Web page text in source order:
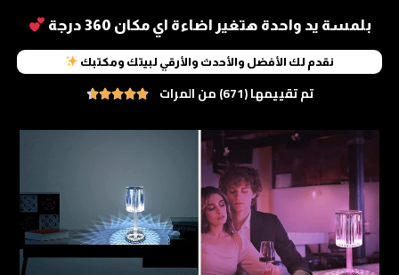
بلمسة يد واحدة هتغير اضاءة اي مكان 360 درجة
نقدم لك الأفضل والأحدث والأرقي لبيتك ومكتبك
تم تقييمها (671) من المرات 



